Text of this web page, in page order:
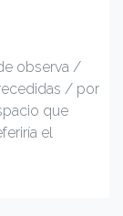
observa /
/ por
que
el